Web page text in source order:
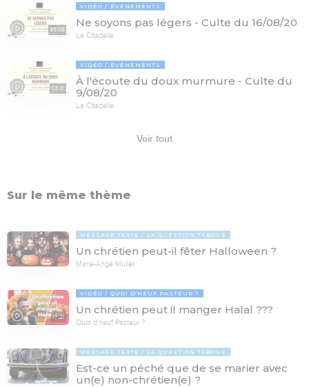
95:06
VIDÉO ÉVÉNEMENTS
Ne soyons pas légers - Culte du 16/08/20
La Citadelle
83:31
VIDÉO ÉVÉNEMENTS
À l'écoute du doux murmure - Culte du
9/08/20
La Citadelle
Voir tout
Sur le même thème
MESSAGE TEXTE LA QUESTION TABOUE
Un chrétien peut-il fêter Halloween ?
Marie-Ange Muller
17:21
VIDÉO QUOI D'NEUF PASTEUR ?
Un chrétien peut il manger Halal ???
Quoi d'neuf Pasteur ?
MESSAGE TEXTE LA QUESTION TABOUE
Est-ce un péché que de se marier avec
un(e) non-chrétien(e) ?